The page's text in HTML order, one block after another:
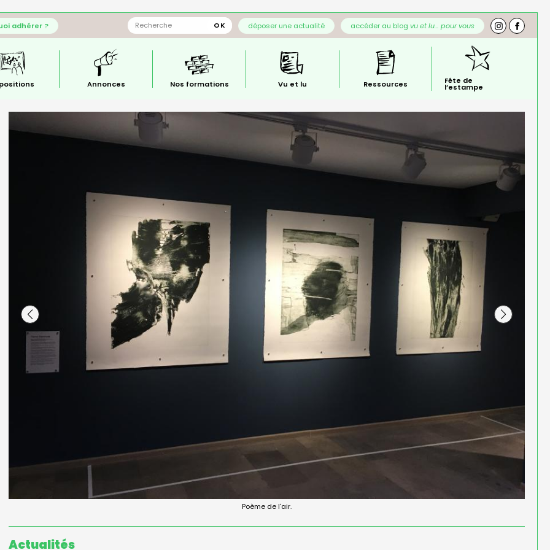
adhérer ? déposer une actualité accéder au blog vu et lu… pour vous
Annonces Nos formations Vu et lu Ressources Fête de
l’estampe
Lettre aux enfants. Livre d'artiste
Poème de l'air.
Actualités